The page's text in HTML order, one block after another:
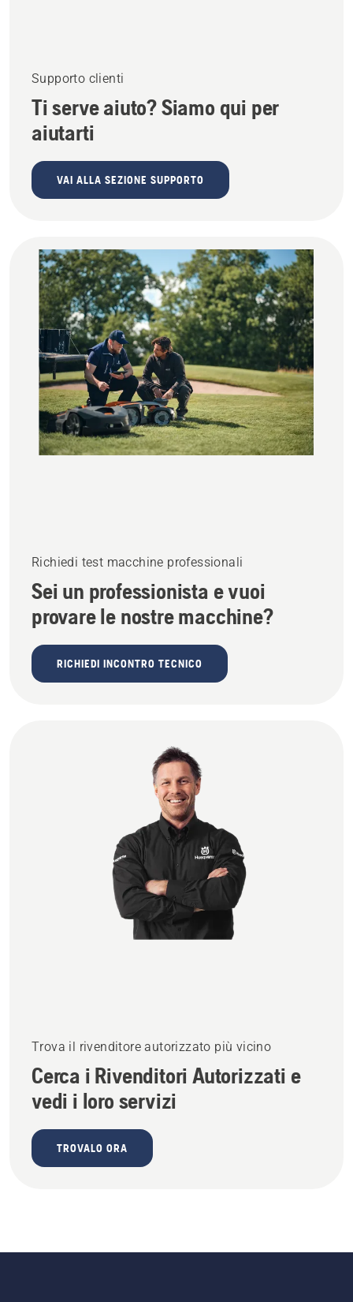
Supporto clienti
Ti serve aiuto? Siamo qui per
aiutarti
VAI ALLA SEZIONE SUPPORTO
Richiedi test macchine professionali
Sei un professionista e vuoi
provare le nostre macchine?
RICHIEDI INCONTRO TECNICO
Trova il rivenditore autorizzato più vicino
Cerca i Rivenditori Autorizzati e
vedi i loro servizi
TROVALO ORA